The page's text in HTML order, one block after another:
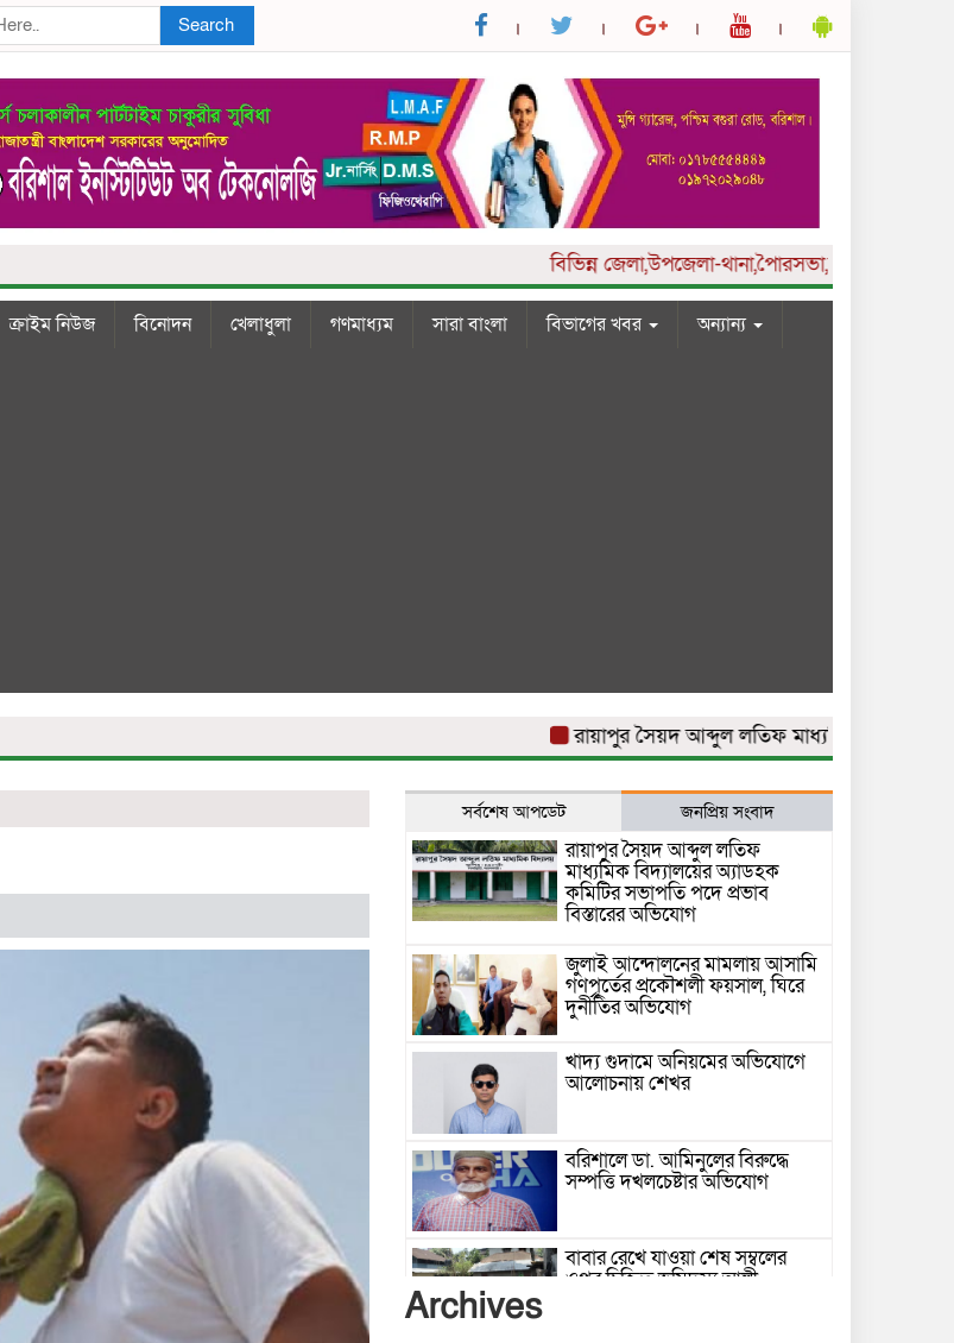
Search
বিভিন্নজেলা,উপজেলা-থানা,পৈারসভা,কলেজ ও ইউনিয়ন
ক্রাইম নিউজ বিনোদন খেলাধুলা গণমাধ্যম সারা বাংলা বিভাগের খবর অন্যান্য
রায়াপুর সৈয়দ আব্দুল লতিফ মাধ্যমিক বিদ্যালয়ের
সর্বশেষ আপডেট জনপ্রিয় সংবাদ
রায়াপুর সৈয়দ আব্দুল লতিফ
মাধ্যমিক বিদ্যালয়ের অ্যাডহক
কমিটির সভাপতি পদে প্রভাব
বিস্তারের অভিযোগ
জুলাই আন্দোলনের মামলায় আসামি
গণপূর্তের প্রকৌশলী ফয়সাল, ঘিরে
দুর্নীতির অভিযোগ
খাদ্য গুদামে অনিয়মের অভিযোগে
আলোচনায় শেখর
বরিশালে ডা. আমিনুলের বিরুদ্ধে
সম্পত্তি দখলচেষ্টার অভিযোগ
বাবার রেখে যাওয়া শেষ সম্বলের
ওপর চিহ্নিত ভূমিদস্যু আলী
Archives